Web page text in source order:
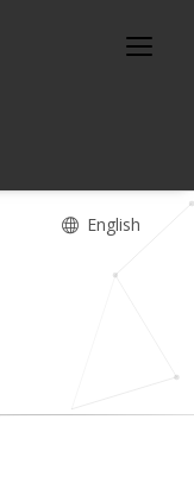
English